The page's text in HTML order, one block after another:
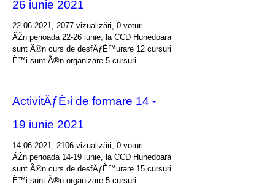
26 iunie 2021
22.06.2021, 2077 vizualizări, 0 voturi
ÃŽn perioada 22-26 iunie, la CCD Hunedoara
sunt Ã®n curs de desfÄƒÈ™urare 12 cursuri
È™i sunt Ã®n organizare 5 cursuri
ActivitÄƒÈ›i de formare 14 -
19 iunie 2021
14.06.2021, 2106 vizualizări, 0 voturi
ÃŽn perioada 14-19 iunie, la CCD Hunedoara
sunt Ã®n curs de desfÄƒÈ™urare 15 cursuri
È™i sunt Ã®n organizare 5 cursuri